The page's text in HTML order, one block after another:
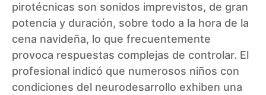
pirotécnicas son sonidos imprevistos, de gran
potencia y duración, sobre todo a la hora de la
cena navideña, lo que frecuentemente
provoca respuestas complejas de controlar. El
profesional indicó que numerosos niños con
condiciones del neurodesarrollo exhiben una